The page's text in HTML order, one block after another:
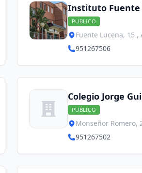
Instituto Fuente
PUBLICO
951267506
Colegio Jorge
PUBLICO
951267502